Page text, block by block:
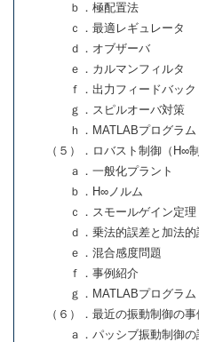
ｂ．極配置法
ｃ．最適レギュレータ
ｄ．オブザーバ
ｅ．カルマンフィルタ
ｆ．出力フィードバック
ｇ．スピルオーバ対策
ｈ．MATLABプログラム
（５）．ロバスト制御（H∞制
ａ．一般化プラント
ｂ．H∞ノルム
ｃ．スモールゲイン定理
ｄ．乗法的誤差と加法的
ｅ．混合感度問題
ｆ．事例紹介
ｇ．MATLABプログラム
（６）．最近の振動制御の事
ａ．パッシブ振動制御の